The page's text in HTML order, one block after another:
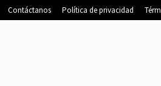
Contáctanos Política de privacidad